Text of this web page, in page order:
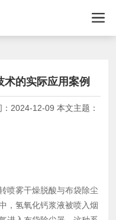
术的实际应用案例
2024-12-09 本文主题：
喷雾干燥脱酸与布袋除尘
，氢氧化钙浆液被喷入烟